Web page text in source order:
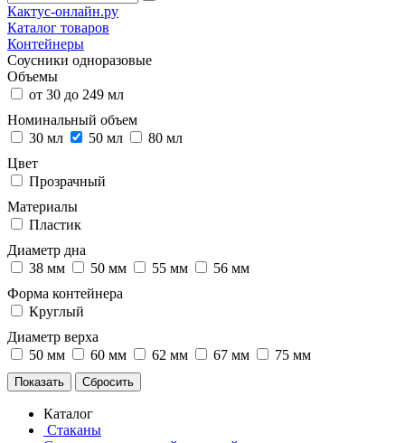
Кактус-онлайн.ру
Каталог товаров
Контейнеры
Соусники одноразовые
Объемы
от 30 до 249 мл
Номинальный объем
30 мл
50 мл
80 мл
Цвет
Прозрачный
Материалы
Пластик
Диаметр дна
38 мм
50 мм 55 мм
56 мм
Форма контейнера
Круглый
Диаметр верха
50 мм
60 мм 62 мм 67 мм 75 мм
Каталог
Стаканы